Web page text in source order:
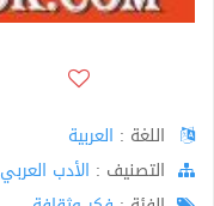
اللغة : العربية
اﻟﺘﺼﻨﻴﻒ : الأدب العربي